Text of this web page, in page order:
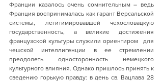
Франции казалось очень сомнительным – ведь
Франция воспринималась как гарант Версальской
системы, легитимировавшей чехословацкую
государственность, а великие достижения
французской культуры служили ориентиром   для
чешской интеллигенции в ее стремлении
преодолеть односторонность немецкого
культурного влияния. Однако пришлось принять к
сведению горькую правду: в день св. Вацлава 28